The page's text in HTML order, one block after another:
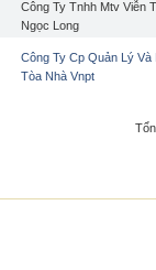
Công Ty Tnhh Mtv Viễn
Ngọc Long
Công Ty Cp Quản Lý Và
Tòa Nhà Vnpt